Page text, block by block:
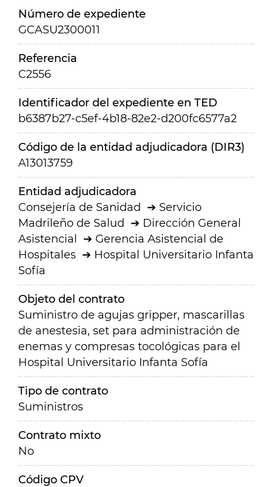
Número de expediente
GCASU2300011
Referencia
C2556
Identificador del expediente en TED
b6387b27-c5ef-4b18-82e2-d200fc6577a2
Código de la entidad adjudicadora (DIR3)
A13013759
Entidad adjudicadora
Consejería de Sanidad
Servicio
Madrileño de Salud
Dirección General
Asistencial
Gerencia Asistencial de
Hospitales
Hospital Universitario Infanta
Sofía
Objeto del contrato
Suministro de agujas gripper, mascarillas
de anestesia, set para administración de
enemas y compresas tocológicas para el
Hospital Universitario Infanta Sofía
Tipo de contrato
Suministros
Contrato mixto
No
Código CPV